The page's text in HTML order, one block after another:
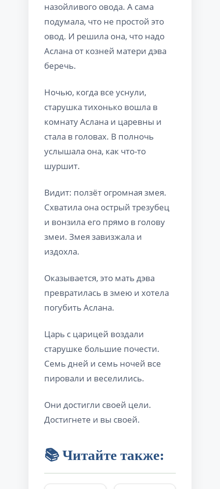
назойливого овода. А сама
подумала, что не простой это
овод. И решила она, что надо
Аслана от козней матери дэва
беречь.
Ночью, когда все уснули,
старушка тихонько вошла в
комнату Аслана и царевны и
стала в головах. В полночь
услышала она, как что-то
шуршит.
Видит: ползёт огромная змея.
Схватила она острый трезубец
и вонзила его прямо в голову
змеи. Змея завизжала и
издохла.
Оказывается, это мать дэва
превратилась в змею и хотела
погубить Аслана.
Царь с царицей воздали
старушке большие почести.
Семь дней и семь ночей все
пировали и веселились.
Они достигли своей цели.
Достигнете и вы своей.
📚 Читайте также: